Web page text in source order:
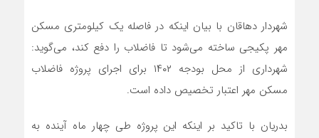
شهردار دهاقان با بیان اینکه در فاصله یک کیلومتری مسکن
مهر پکیجی ساخته می‌شود تا فاضلاب را دفع کند، می‌گوید:
شهرداری از محل بودجه ۱۴۰۲ برای اجرای پروژه فاضلاب
مسکن مهر اعتبار تخصیص داده است.
بدریان با تاکید بر اینکه این پروژه طی چهار ماه آینده به